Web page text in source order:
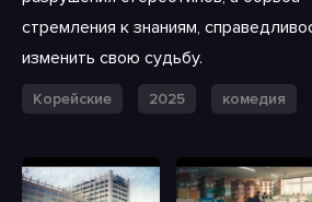
стремления к знаниям,
изменить свою судьбу.
Корейские 2025 комедия